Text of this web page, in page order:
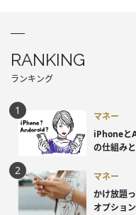
RANKING
ランキング
マネー
iPhoneと
の仕組み
マネー
かけ放題
オプション